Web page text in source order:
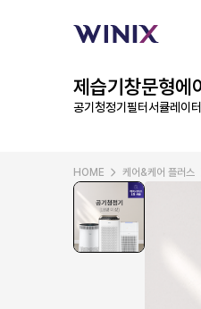
제습기창문형에
공기청정기필터서큘레이터
HOME 케어&케어 플러스